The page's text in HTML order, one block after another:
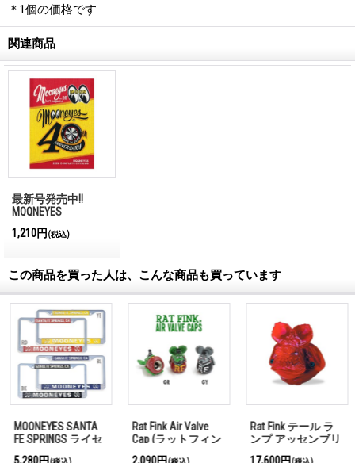
＊1個の価格です
関連商品
最新号発売中!!
MQQNEYES
Magazine No.28 2026
1,210円 (税込)
この商品を買った人は、こんな商品も買っています
MOONEYES SANTA
FE SPRINGS ライセ
Rat Fink Air Valve
Cap (ラットフィン
Rat Fink テール ラ
ンプ アッセンブリ